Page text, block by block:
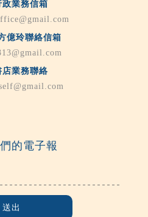
政業務信箱
億玲聯絡信箱
店業務聯絡
的電子報
送出